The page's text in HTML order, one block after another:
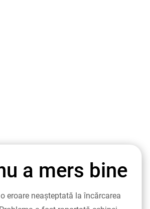
a mers bine
eroare neașteptată la încărcarea